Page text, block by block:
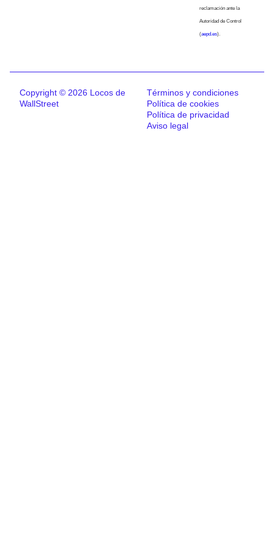
reclamación ante la
Autoridad de Control
(aepd.es).
Copyright © 2026 Locos de
WallStreet
Términos y condiciones
Política de cookies
Política de privacidad
Aviso legal